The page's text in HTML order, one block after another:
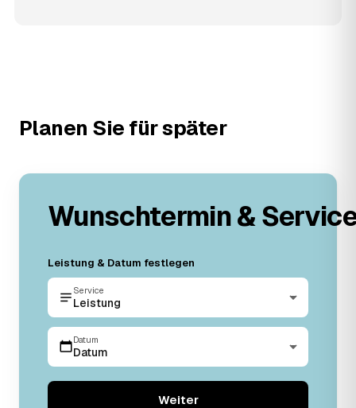
Planen Sie für später
Wunschtermin &
Leistung & Datum festlegen
Service
Leistung
Datum
Datum
Weiter